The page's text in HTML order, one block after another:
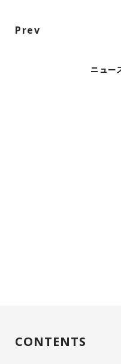
Prev
ニュー
CONTENTS